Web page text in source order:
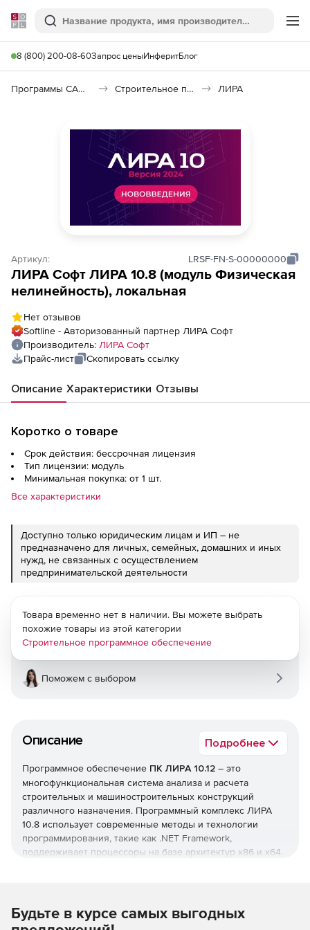
Softline
Поиск
8 (800) 200-08-60Запрос ценыИнферитБлог
Программы САПР и ГИС Строительное программное обеспечение ЛИРА
Артикул: LRSF-FN-S-00000000
ЛИРА Софт ЛИРА 10.8 (модуль Физическая
нелинейность), локальная
Нет отзывов
Softline - Авторизованный партнер ЛИРА Софт
Производитель: ЛИРА Софт
Прайс-лист
Скопировать ссылку
Описание Характеристики Отзывы
Коротко о товаре
Срок действия: бессрочная лицензия
Тип лицензии: модуль
Минимальная покупка: от 1 шт.
Все характеристики
Доступно только юридическим лицам и ИП – не
предназначено для личных, семейных, домашних и иных
нужд, не связанных с осуществлением
предпринимательской деятельности
Описание Подробнее
Программное обеспечение ПК ЛИРА 10.12 – это
многофункциональная система анализа и расчета
строительных и машиностроительных конструкций
различного назначения. Программный комплекс ЛИРА
10.8 использует современные методы и технологии
программирования, такие как .NET Framework,
поддерживает процессоры на базе архитектур x86 и x64.
Основные нововведения в версии ЛИРА 10.12:
Товара временно нет в наличии. Вы можете выбрать
похожие товары из этой категории
Строительное программное обеспечение
Поможем с выбором
Будьте в курсе самых выгодных